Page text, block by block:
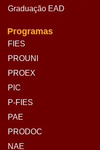
Graduação EAD
Programas
FIES
PROUNI
PROEX
PIC
P-FIES
PAE
PRODOC
NAE